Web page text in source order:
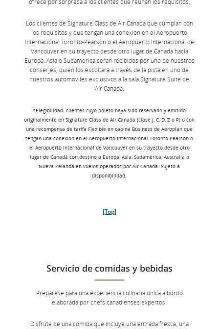
ofrece por sorpresa a los clientes que reúnan los requisitos.
Los clientes de Signature Class de Air Canada que cumplan con
los requisitos y que tengan una conexión en el Aeropuerto
Internacional Toronto-Pearson o el Aeropuerto Internacional de
Vancouver en su trayecto desde otro lugar de Canadá hacia
Europa, Asia o Sudamérica serán recibidos por uno de nuestros
conserjes, quien los escoltará a través de la pista en uno de
nuestros automóviles exclusivos a la sala Signature Suite de
Air Canada.
*Elegibilidad: clientes cuyo boleto haya sido reservado y emitido
originalmente en Signature Class de Air Canada (clase J, C, D, Z o P) o con
una recompensa de tarifa Flexible en cabina Business de Aeroplan que
tengan una conexión en el Aeropuerto Internacional Toronto-Pearson o
el Aeropuerto Internacional de Vancouver en su trayecto desde otro
lugar de Canadá con destino a Europa, Asia, Sudamérica, Australia o
Nueva Zelanda en vuelos operados por Air Canada. Sujeto a
disponibilidad.
[Top]
Servicio de comidas y bebidas
Prepárese para una experiencia culinaria única a bordo
elaborada por chefs canadienses expertos.
Disfrute de una comida que incluye una entrada fresca, una